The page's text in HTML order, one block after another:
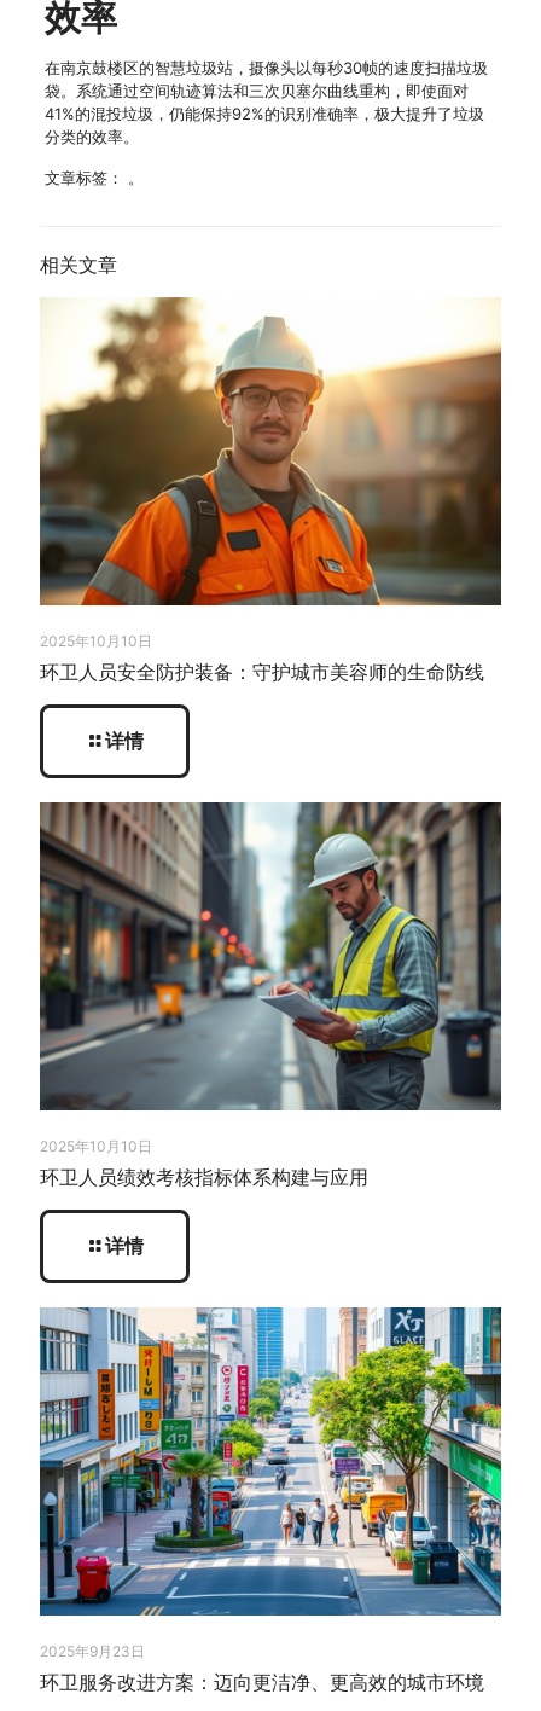
效率
在南京鼓楼区的智慧垃圾站，摄像头以每秒30帧的速度扫描垃圾
袋。系统通过空间轨迹算法和三次贝塞尔曲线重构，即使面对
41%的混投垃圾，仍能保持92%的识别准确率，极大提升了垃圾
分类的效率。
文章标签： 。
相关文章
2025年10月10日
环卫人员安全防护装备：守护城市美容师的生命防线
详情
2025年10月10日
环卫人员绩效考核指标体系构建与应用
详情
2025年9月23日
环卫服务改进方案：迈向更洁净、更高效的城市环境